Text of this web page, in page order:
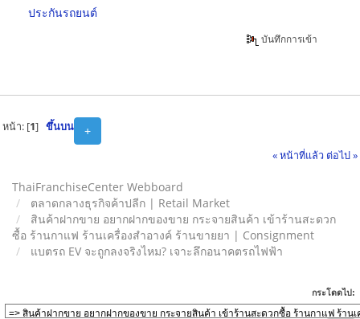
ประกันรถยนต์
บันทึกการเข้า
+
หน้า: [1] ขึ้นบน
« หน้าที่แล้ว ต่อไป »
ThaiFranchiseCenter Webboard
ตลาดกลางธุรกิจค้าปลีก | Retail Market
สินค้าฝากขาย อยากฝากของขาย กระจายสินค้า เข้าร้านสะดวก
ซื้อ ร้านกาแฟ ร้านเครื่องสำอางค์ ร้านขายยา | Consignment
แบตรถ EV จะถูกลงจริงไหม? เจาะลึกอนาคตรถไฟฟ้า
กระโดดไป: